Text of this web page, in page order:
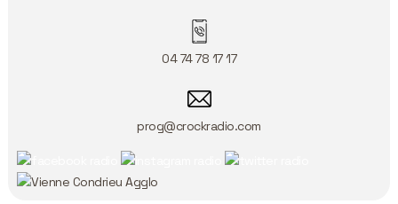
04 74 78 17 17
prog@crockradio.com